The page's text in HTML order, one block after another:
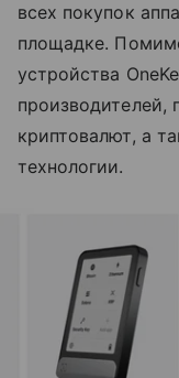
всех покупок
площадке.
устройства
криптовалют, а
технологии.